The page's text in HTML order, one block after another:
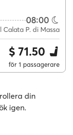
08:00
Calata P. di Massa
$ 71.50
för 1 passagerare
din
igen.